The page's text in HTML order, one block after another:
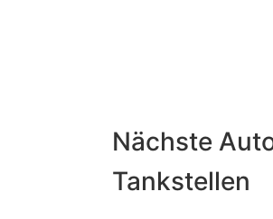
Nächste
Tankstellen